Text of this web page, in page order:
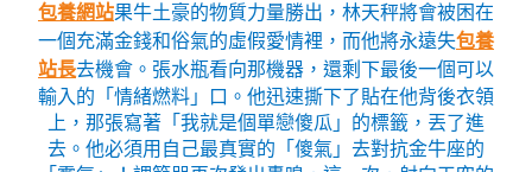
包養網站果牛土豪的物質力量勝出，林天秤將會被困在
一個充滿金錢和俗氣的虛假愛情裡，而他將永遠失包養
站長去機會。張水瓶看向那機器，還剩下最後一個可以
輸入的「情緒燃料」口。他迅速撕下了貼在他背後衣領
上，那張寫著「我就是個單戀傻瓜」的標籤，丟了進
去。他必須用自己最真實的「傻氣」去對抗金牛座的